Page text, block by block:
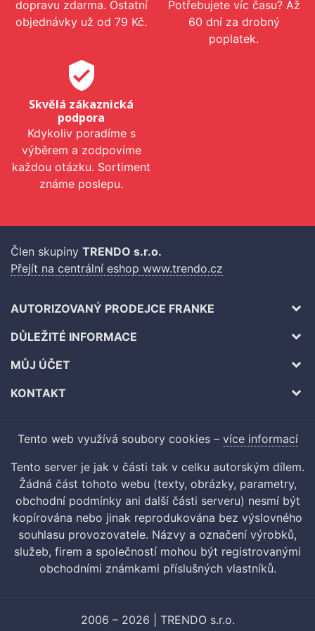
dopravu zdarma. Ostatní
objednávky už od 79 Kč.
Potřebujete víc času? Až
60 dní za drobný
poplatek.
verified_user
Skvělá zákaznická
podpora
Kdykoliv poradíme s
výběrem a zodpovíme
každou otázku. Sortiment
známe poslepu.
Člen skupiny TRENDO s.r.o.
Přejít na centrální eshop www.trendo.cz
AUTORIZOVANÝ PRODEJCE FRANKE
DŮLEŽITÉ INFORMACE
MŮJ ÚČET
KONTAKT
Tento web využívá soubory cookies – více informací
Tento server je jak v části tak v celku autorským dílem.
Žádná část tohoto webu (texty, obrázky, parametry,
obchodní podmínky ani další části serveru) nesmí být
kopírována nebo jinak reprodukována bez výslovného
souhlasu provozovatele. Názvy a označení výrobků,
služeb, firem a společností mohou být registrovanými
obchodními známkami příslušných vlastníků.
2006 – 2026 | TRENDO s.r.o.